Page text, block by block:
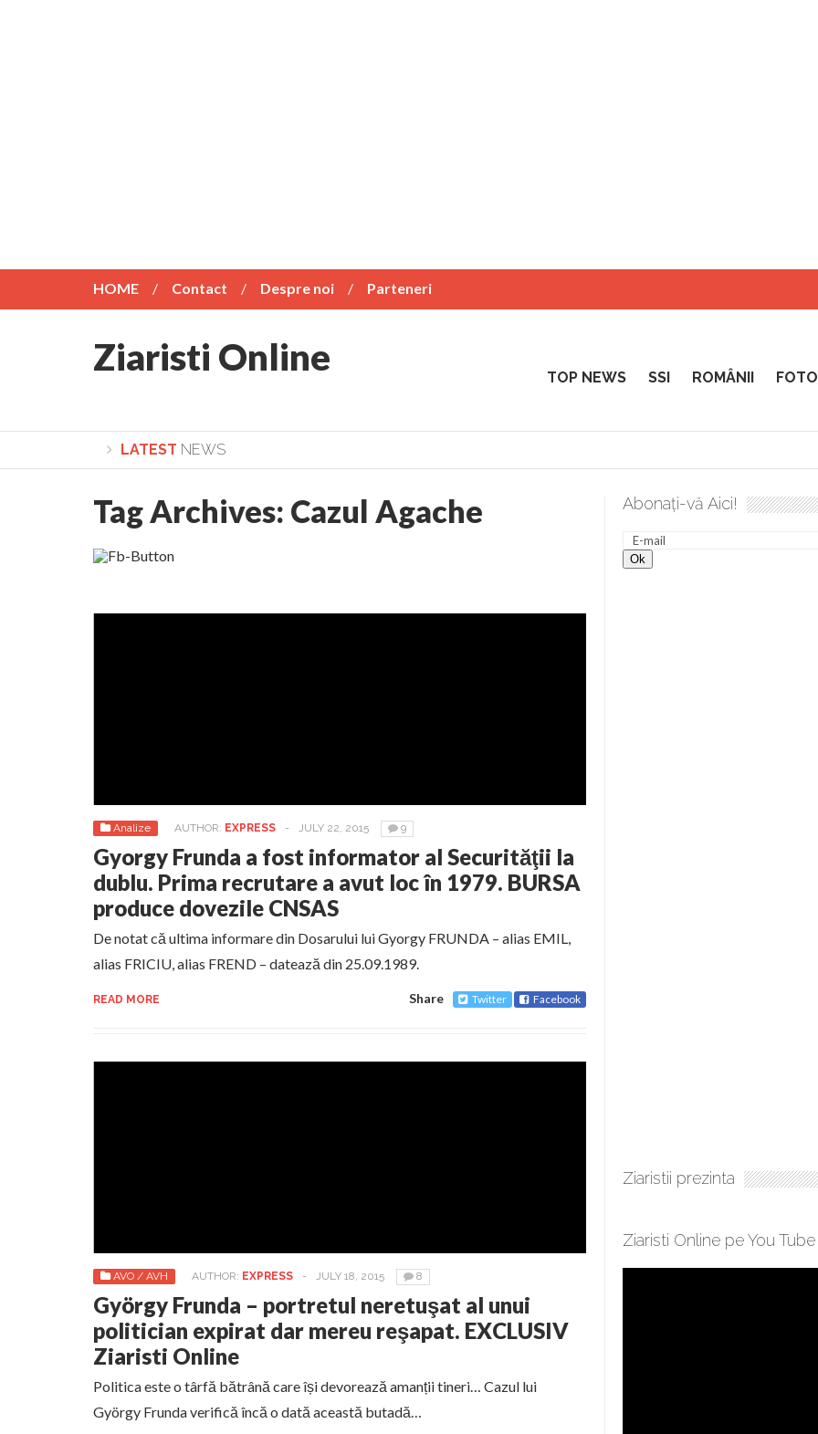
HOME Contact Despre noi Parteneri
Ziaristi Online TOP NEWS SSI ROMÂNII
LATEST NEWS
Lepădarea de sine și urmarea lui Hristos. Calea spre desăvârșire. Gând de duminică de Elena Solunca Moise
Tag Archives: Cazul Agache
Analize AUTHOR: EXPRESS - JULY 22, 2015 9
Gyorgy Frunda a fost informator al Securităţii la
dublu. Prima recrutare a avut loc în 1979. BURSA
produce dovezile CNSAS
De notat că ultima informare din Dosarului lui Gyorgy FRUNDA – alias EMIL,
alias FRICIU, alias FREND – datează din 25.09.1989.
READ MORE Share Twitter Facebook
AVO / AVH AUTHOR: EXPRESS - JULY 18, 2015 8
György Frunda – portretul neretuşat al unui
politician expirat dar mereu reşapat. EXCLUSIV
Ziaristi Online
Politica este o târfă bătrână care își devorează amanții tineri… Cazul lui
György Frunda verifică încă o dată această butadă…
Abonați-vă Aici!
Ziaristii prezinta
Ziaristi Online pe You Tube